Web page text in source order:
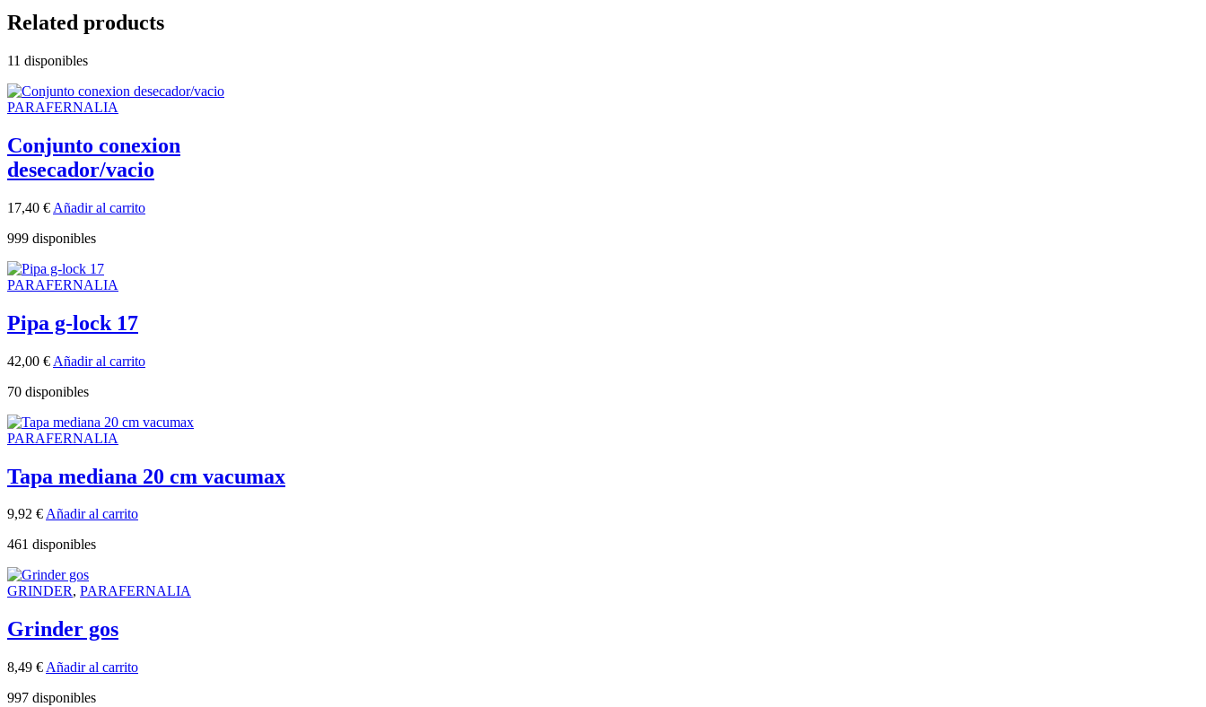
Related products
11 disponibles
PARAFERNALIA
Conjunto conexion
desecador/vacio
17,40 € Añadir al carrito
999 disponibles
PARAFERNALIA
Pipa g-lock 17
42,00 € Añadir al carrito
70 disponibles
PARAFERNALIA
Tapa mediana 20 cm vacumax
9,92 €Añadir al carrito
461 disponibles
GRINDER, PARAFERNALIA
Grinder gos
8,49 € Añadir al carrito
997 disponibles